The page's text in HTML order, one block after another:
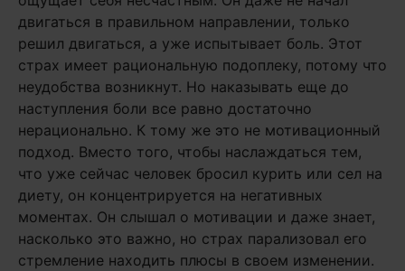
двигаться в правильном направлении, только
решил двигаться, а уже испытывает боль. Этот
страх имеет рациональную подоплеку, потому что
неудобства возникнут. Но наказывать еще до
наступления боли все равно достаточно
нерационально. К тому же это не мотивационный
подход. Вместо того, чтобы наслаждаться тем,
что уже сейчас человек бросил курить или сел на
диету, он концентрируется на негативных
моментах. Он слышал о мотивации и даже знает,
насколько это важно, но страх парализовал его
стремление находить плюсы в своем изменении.